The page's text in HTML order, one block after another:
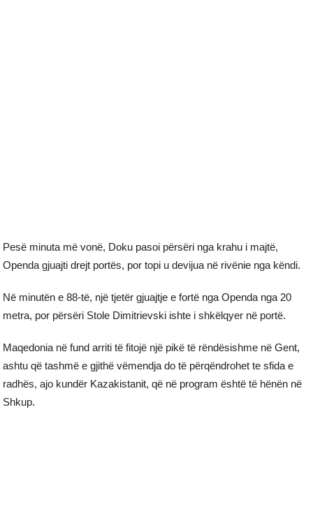
Pesë minuta më vonë, Doku pasoi përsëri nga krahu i majtë,
Openda gjuajti drejt portës, por topi u devijua në rivënie nga këndi.
Në minutën e 88-të, një tjetër gjuajtje e fortë nga Openda nga 20
metra, por përsëri Stole Dimitrievski ishte i shkëlqyer në portë.
Maqedonia në fund arriti të fitojë një pikë të rëndësishme në Gent,
ashtu që tashmë e gjithë vëmendja do të përqëndrohet te sfida e
radhës, ajo kundër Kazakistanit, që në program është të hënën në
Shkup.